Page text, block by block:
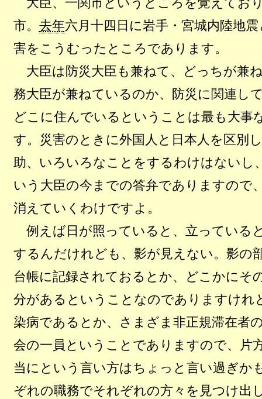
市。 去年六月十四日に岩手・宮城内陸地
害をこうむったところであります。
大臣は防災大臣も兼ねて、どっちが兼
務大臣が兼ねているのか、防災に関連し
どこに住んでいるということは最も大事
す。災害のときに外国人と日本人を区別
助、いろいろなことをするわけはないし
いう大臣の今までの答弁でありますので
消えていくわけですよ。
例えば日が照っていると、立っている
するんだけれども、影が見えない。影の
台帳に記録されておるとか、どこかにそ
分があるということなのでありますけれ
染病であるとか、さまざま非正規滞在者
会の一員ということでありますので、片
当にという言い方はちょっと言い過ぎか
ぞれの職務でそれぞれの方々を見つけ出